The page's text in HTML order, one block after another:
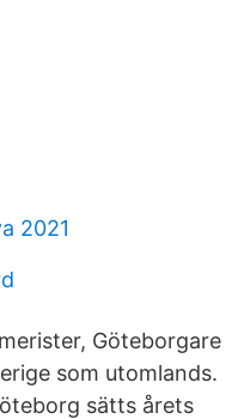
2021
Göteborgare
som utomlands.
sätts årets